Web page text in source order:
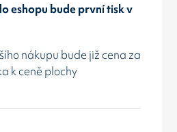
eshopu bude první tisk v
nákupu bude již cena za
k ceně plochy